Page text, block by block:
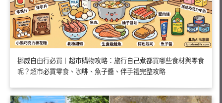
挪威自由行必買｜超市購物攻略：旅行自己煮都買哪些食材與零食
呢？超市必買零食、咖啡、魚子醬、伴手禮完整攻略